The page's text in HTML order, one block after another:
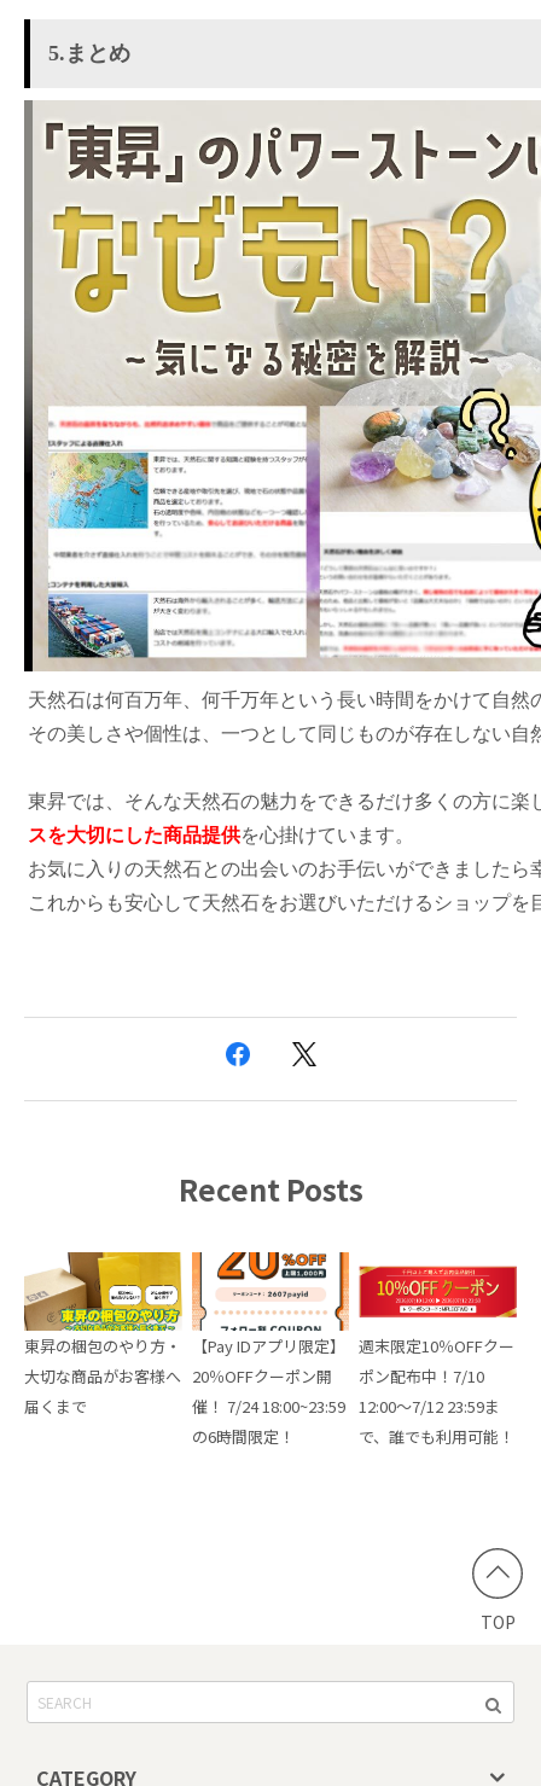
5.まとめ
天然石は何百万年、何千万年という長い時間をかけて自然
その美しさや個性は、一つとして同じものが存在しない自
東昇では、そんな天然石の魅力をできるだけ多くの方に
スを大切にした商品提供を心掛けています。
お気に入りの天然石との出会いのお手伝いができましたら
これからも安心して天然石をお選びいただけるショップを
Recent Posts
東昇の梱包のやり方・
大切な商品がお客様へ
届くまで
【Pay IDアプリ限定】
20％OFFクーポン開
催！ 7/24 18:00~23:59
の6時間限定！
週末限定10％OFFクー
ポン配布中！7/10
12:00～7/12 23:59ま
で、誰でも利用可能！
TOP
CATEGORY